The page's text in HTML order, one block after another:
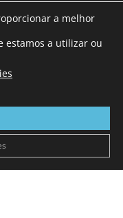
de 90 anos de
40.000 leitores por
em Portugal
online.
a melhor
estamos a utilizar ou